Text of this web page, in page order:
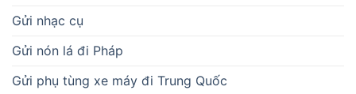
Gửi nhạc cụ
Gửi nón lá đi Pháp
Gửi phụ tùng xe máy đi Trung Quốc